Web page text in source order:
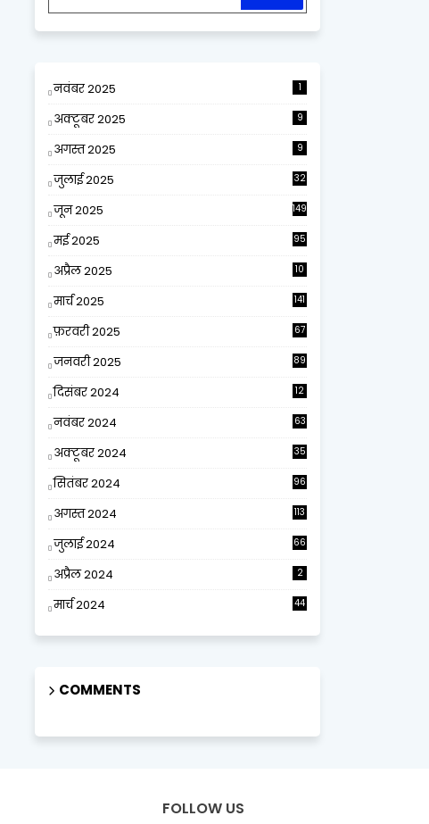
नवंबर 2025 1
अक्टूबर 2025 9
अगस्त 2025 9
जुलाई 2025 32
जून 2025 149
मई 2025 95
अप्रैल 2025
10
मार्च 2025 141
फ़रवरी 2025 67
जनवरी 2025 89
दिसंबर 2024
12
नवंबर 2024 63
अक्टूबर 2024 35
सितंबर 2024 96
अगस्त 2024 113
जुलाई 2024 66
अप्रैल 2024 2
मार्च 2024 44
COMMENTS
FOLLOW US